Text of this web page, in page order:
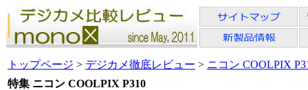
トップページ > デジカメ徹底レビュー > ニコン COOLPIX
特集 ニコン COOLPIX P310